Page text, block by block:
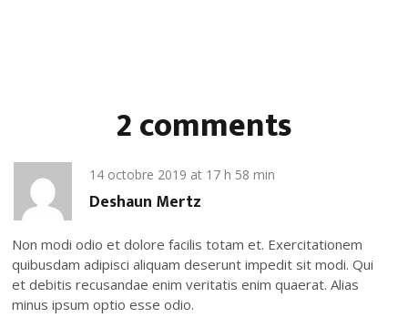
2 comments
14 octobre 2019 at 17 h 58 min
Deshaun Mertz
Non modi odio et dolore facilis totam et. Exercitationem
quibusdam adipisci aliquam deserunt impedit sit modi. Qui
et debitis recusandae enim veritatis enim quaerat. Alias
minus ipsum optio esse odio.